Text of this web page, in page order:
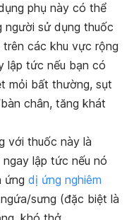
phụ này có thể
người sử dụng thuốc
các khu vực rộng
lập tức nếu bạn có
mỏi bất thường, sụt
chân, tăng khát
với thuốc này là
lập tức nếu nó
ứng dị ứng nghiêm
sưng (đặc biệt là